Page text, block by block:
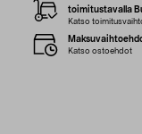
toimitustavalla
Katso
Katso ostoehdot